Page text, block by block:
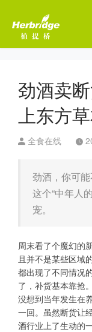
劲酒卖
上东方
全食在线
劲酒，你可
这个“中年人
宠。
周末看了个魔幻的
且并不是某些区域
都出现了不同情况
了，补货基本靠抢。
没想到当年发生在
一回。虽然断货让
酒行业上了生动的一